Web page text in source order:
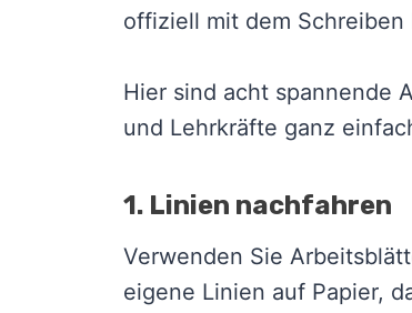
offiziell mit dem Schreiben
Hier sind acht spannende
und Lehrkräfte ganz
1. Linien nachfahren
Verwenden Sie
eigene Linien auf Papier,